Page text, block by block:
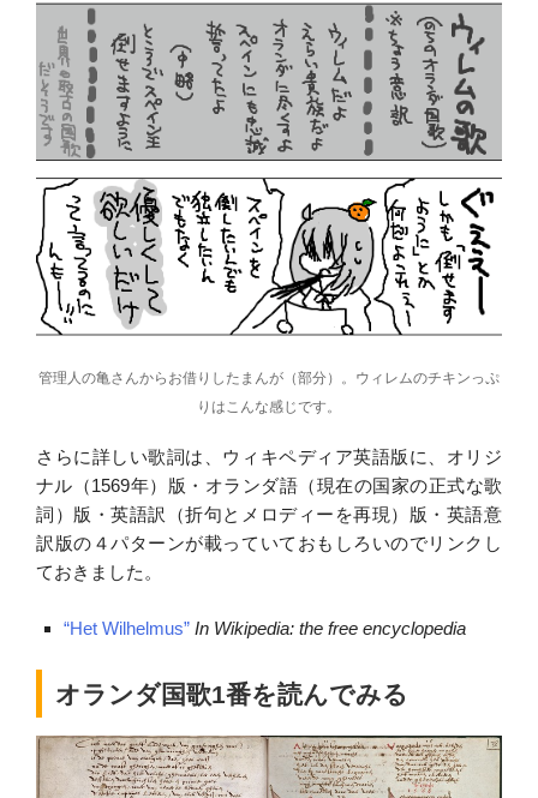
管理人の亀さんからお借りしたまんが（部分）。ウィレムのチキンっぷ
りはこんな感じです。
さらに詳しい歌詞は、ウィキペディア英語版に、オリジ
ナル（1569年）版・オランダ語（現在の国家の正式な歌
詞）版・英語訳（折句とメロディーを再現）版・英語意
訳版の４パターンが載っていておもしろいのでリンクし
ておきました。
“Het Wilhelmus” In Wikipedia: the free encyclopedia
オランダ国歌1番を読んでみる